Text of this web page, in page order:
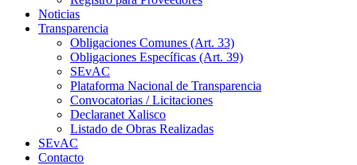
Noticias
Transparencia
Obligaciones Comunes (Art. 33)
Obligaciones Específicas (Art. 39)
SEvAC
Plataforma Nacional de Transparencia
Convocatorias / Licitaciones
Declaranet Xalisco
Listado de Obras Realizadas
SEvAC
Contacto